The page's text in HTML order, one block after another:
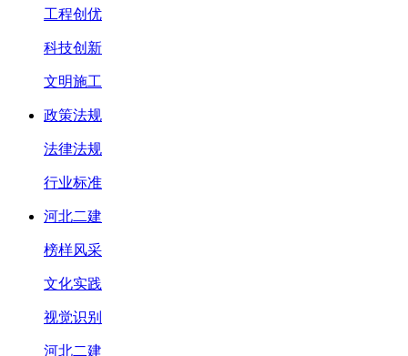
工程创优
科技创新
文明施工
政策法规
法律法规
行业标准
河北二建
榜样风采
文化实践
视觉识别
河北二建